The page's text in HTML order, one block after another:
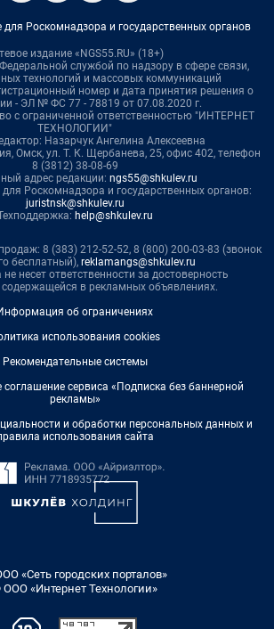
Роскомнадзора и государственных органов
издание «NGS55.RU» (18+)
службой по надзору в сфере связи,
технологий и массовых коммуникаций
номер и дата принятия решения о
- ЭЛ № ФС 77 - 78819 от 07.08.2020 г.
с ограниченной ответственностью "ИНТЕРНЕТ
ТЕХНОЛОГИИ"
Назарчук Ангелина Алексеевна
Омск, ул. Т. К. Щербанева, 25, офис 402, телефон
8 (3812) 38-08-69
адрес редакции: ngs55@shkulev.ru
Роскомнадзора и государственных органов:
juristnsk@shkulev.ru
help@shkulev.ru
8 (383) 212-52-52, 8 (800) 200-03-83 (звонок
бесплатный), reklamangs@shkulev.ru
несет ответственности за достоверность
в рекламных объявлениях.
об ограничениях
использования cookies
Рекомендательные системы
соглашение сервиса «Подписка без баннерной
рекламы»
и обработки персональных данных и
использования сайта
«Сеть городских порталов»
«Интернет Технологии»